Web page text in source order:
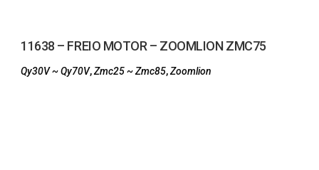
11638 – FREIO MOTOR – ZOOMLION ZMC75
Qy30V ~ Qy70V,Zmc25 ~ Zmc85,Zoomlion